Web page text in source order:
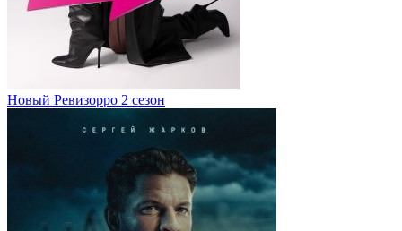
Новый Ревизорро 2 сезон